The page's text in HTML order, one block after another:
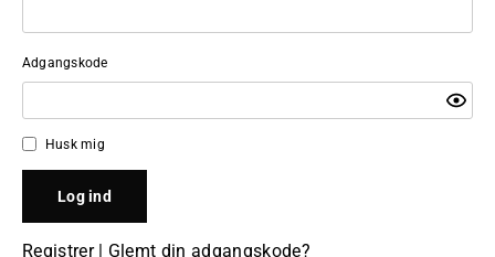
Adgangskode
Husk mig
Registrer| Glemt din adgangskode?